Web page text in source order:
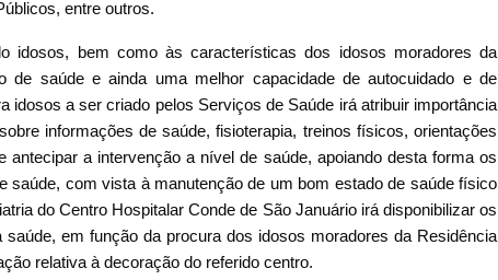
entre outros.
idosos, bem como às características dos idosos moradores da
de saúde e ainda uma melhor capacidade de autocuidado e de
idosos a ser criado pelos Serviços de Saúde irá atribuir importância
informações de saúde, fisioterapia, treinos físicos, orientações
antecipar a intervenção a nível de saúde, apoiando desta forma os
saúde, com vista à manutenção de um bom estado de saúde físico
do Centro Hospitalar Conde de São Januário irá disponibilizar os
em função da procura dos idosos moradores da Residência
relativa à decoração do referido centro.